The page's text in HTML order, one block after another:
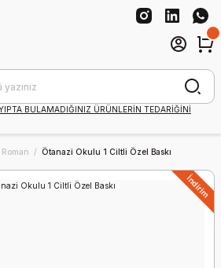
BULAMADIĞINIZ ÜRÜNLERİN TEDARİĞİNİ
Roman Ötanazi Okulu 1 Ciltli Özel Baskı
İndirim